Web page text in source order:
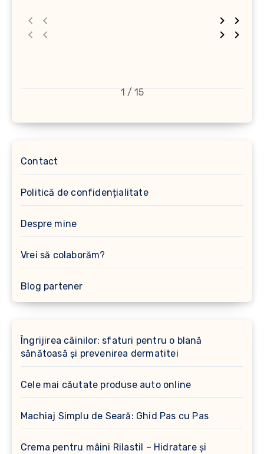
1 / 15
Contact
Politică de confidențialitate
Despre mine
Vrei să colaborăm?
Blog partener
Îngrijirea câinilor: sfaturi pentru o blană
sănătoasă și prevenirea dermatitei
Cele mai căutate produse auto online
Machiaj Simplu de Seară: Ghid Pas cu Pas
Crema pentru mâini Rilastil – Hidratare și